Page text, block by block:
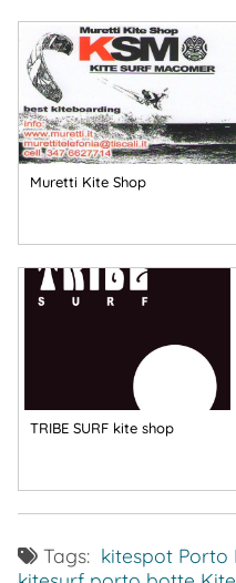
Muretti Kite Shop
TRIBE SURF kite shop
Tags: kitespot Porto